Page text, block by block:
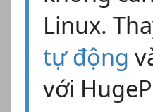
Linux.
tự động
với